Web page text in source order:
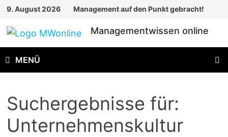
Zum
springen
9. August 2026 Management auf den Punkt gebracht!
Managementwissen online
MENÜ
Suchergebnisse für:
Unternehmenskultur